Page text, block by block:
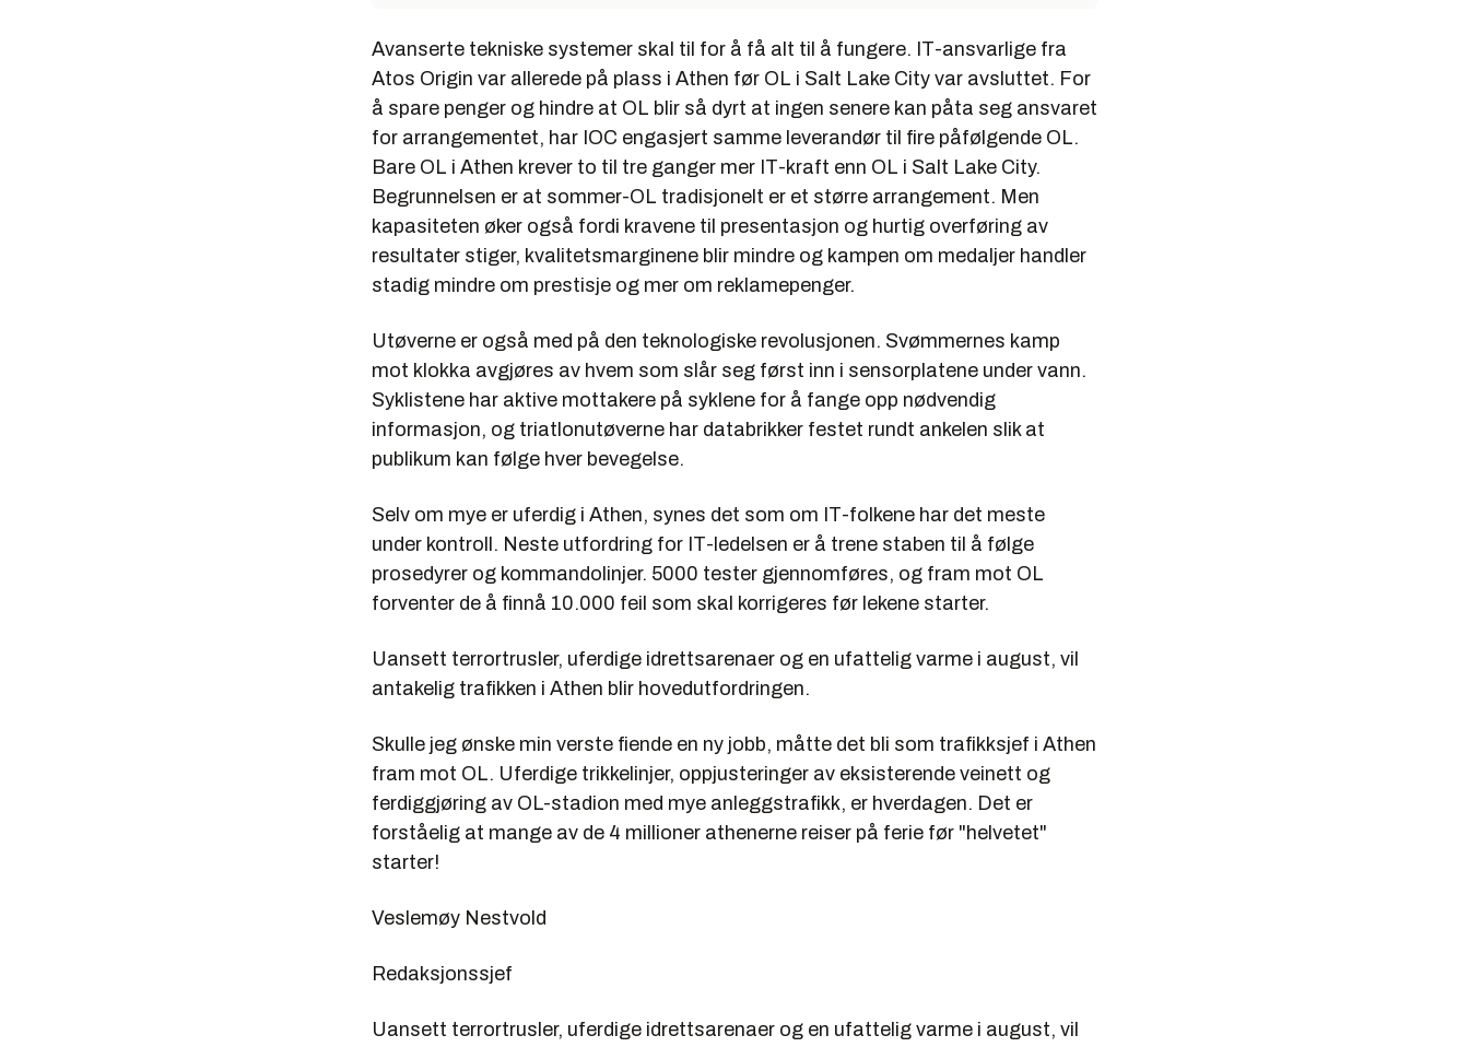
Avanserte tekniske systemer skal til for å få alt til å fungere. IT-ansvarlige fra
Atos Origin var allerede på plass i Athen før OL i Salt Lake City var avsluttet. For
å spare penger og hindre at OL blir så dyrt at ingen senere kan påta seg ansvaret
for arrangementet, har IOC engasjert samme leverandør til fire påfølgende OL.
Bare OL i Athen krever to til tre ganger mer IT-kraft enn OL i Salt Lake City.
Begrunnelsen er at sommer-OL tradisjonelt er et større arrangement. Men
kapasiteten øker også fordi kravene til presentasjon og hurtig overføring av
resultater stiger, kvalitetsmarginene blir mindre og kampen om medaljer handler
stadig mindre om prestisje og mer om reklamepenger.
Utøverne er også med på den teknologiske revolusjonen. Svømmernes kamp
mot klokka avgjøres av hvem som slår seg først inn i sensorplatene under vann.
Syklistene har aktive mottakere på syklene for å fange opp nødvendig
informasjon, og triatlonutøverne har databrikker festet rundt ankelen slik at
publikum kan følge hver bevegelse.
Selv om mye er uferdig i Athen, synes det som om IT-folkene har det meste
under kontroll. Neste utfordring for IT-ledelsen er å trene staben til å følge
prosedyrer og kommandolinjer. 5000 tester gjennomføres, og fram mot OL
forventer de å finnå 10.000 feil som skal korrigeres før lekene starter.
Uansett terrortrusler, uferdige idrettsarenaer og en ufattelig varme i august, vil
antakelig trafikken i Athen blir hovedutfordringen.
Skulle jeg ønske min verste fiende en ny jobb, måtte det bli som trafikksjef i Athen
fram mot OL. Uferdige trikkelinjer, oppjusteringer av eksisterende veinett og
ferdiggjøring av OL-stadion med mye anleggstrafikk, er hverdagen. Det er
forståelig at mange av de 4 millioner athenerne reiser på ferie før "helvetet"
starter!
Veslemøy Nestvold
Redaksjonssjef
Uansett terrortrusler, uferdige idrettsarenaer og en ufattelig varme i august, vil